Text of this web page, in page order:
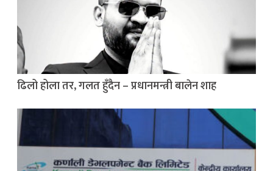
ढिलो होला तर, गलत हुँदैन – प्रधानमन्त्री बालेन शाह